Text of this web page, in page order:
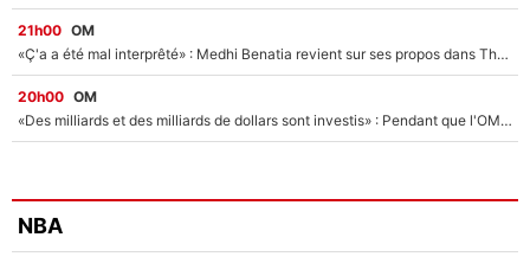
21h00 OM
«Ç'a a été mal interprêté» : Medhi Benatia revient sur ses propos dans The Bridge et précise ses conditions pour rejoindre le PSG !
20h00 OM
«Des milliards et des milliards de dollars sont investis» : Pendant que l'OM est en pleine crise financière, Frank McCourt lance un nouveau projet à 260M€ !
NBA